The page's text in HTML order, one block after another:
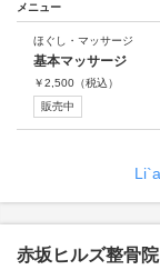
メニュー
ほぐし・マッサージ
基本マッサージ
￥2,500 （税込）
販売中
赤坂ヒルズ整骨院